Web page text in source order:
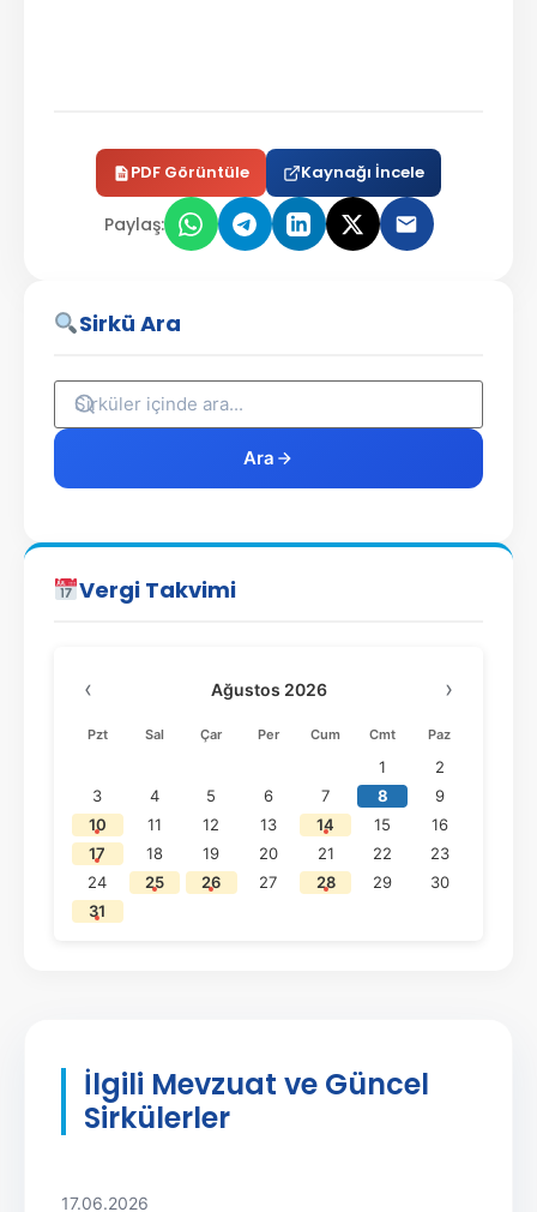
PDF Görüntüle Kaynağı İncele
Paylaş:
Sirkü Ara
Ara
Vergi Takvimi
‹ Ağustos 2026 ›
Pzt Sal Çar Per Cum Cmt Paz
1
2
3
4 5 6 7 8
9
10
11 12 13 14 15
16
17
18 19 20 21 22
23
24
25 26 27 28 29
30
31
İlgili Mevzuat ve Güncel
Sirkülerler
17.06.2026